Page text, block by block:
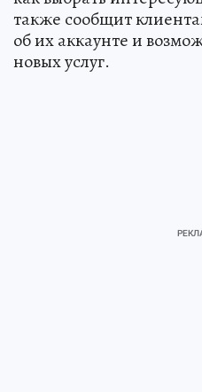
также сообщит
об их аккаунте и
новых услуг.